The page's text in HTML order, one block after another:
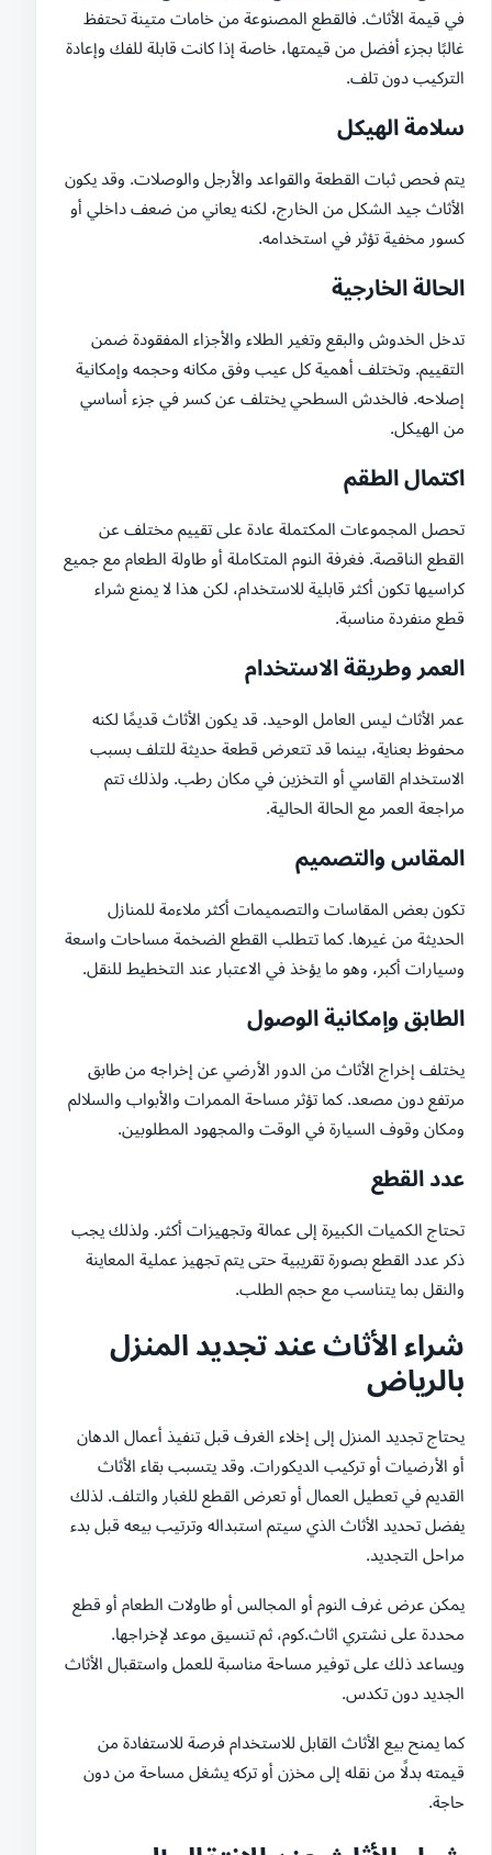
في قيمة الأثاث. فالقطع المصنوعة من خامات متينة تحتفظ
غالبًا بجزء أفضل من قيمتها، خاصة إذا كانت قابلة للفك وإعادة
التركيب دون تلف.
سلامة الهيكل
يتم فحص ثبات القطعة والقواعد والأرجل والوصلات. وقد يكون
الأثاث جيد الشكل من الخارج، لكنه يعاني من ضعف داخلي أو
كسور مخفية تؤثر في استخدامه.
الحالة الخارجية
تدخل الخدوش والبقع وتغير الطلاء والأجزاء المفقودة ضمن
التقييم. وتختلف أهمية كل عيب وفق مكانه وحجمه وإمكانية
إصلاحه. فالخدش السطحي يختلف عن كسر في جزء أساسي
من الهيكل.
اكتمال الطقم
تحصل المجموعات المكتملة عادة على تقييم مختلف عن
القطع الناقصة. فغرفة النوم المتكاملة أو طاولة الطعام مع جميع
كراسيها تكون أكثر قابلية للاستخدام، لكن هذا لا يمنع شراء
قطع منفردة مناسبة.
العمر وطريقة الاستخدام
عمر الأثاث ليس العامل الوحيد. قد يكون الأثاث قديمًا لكنه
محفوظ بعناية، بينما قد تتعرض قطعة حديثة للتلف بسبب
الاستخدام القاسي أو التخزين في مكان رطب. ولذلك تتم
مراجعة العمر مع الحالة الحالية.
المقاس والتصميم
تكون بعض المقاسات والتصميمات أكثر ملاءمة للمنازل
الحديثة من غيرها. كما تتطلب القطع الضخمة مساحات واسعة
وسيارات أكبر، وهو ما يؤخذ في الاعتبار عند التخطيط للنقل.
الطابق وإمكانية الوصول
يختلف إخراج الأثاث من الدور الأرضي عن إخراجه من طابق
مرتفع دون مصعد. كما تؤثر مساحة الممرات والأبواب والسلالم
ومكان وقوف السيارة في الوقت والمجهود المطلوبين.
عدد القطع
تحتاج الكميات الكبيرة إلى عمالة وتجهيزات أكثر. ولذلك يجب
ذكر عدد القطع بصورة تقريبية حتى يتم تجهيز عملية المعاينة
والنقل بما يتناسب مع حجم الطلب.
شراء الأثاث عند تجديد المنزل
بالرياض
يحتاج تجديد المنزل إلى إخلاء الغرف قبل تنفيذ أعمال الدهان
أو الأرضيات أو تركيب الديكورات. وقد يتسبب بقاء الأثاث
القديم في تعطيل العمال أو تعرض القطع للغبار والتلف. لذلك
يفضل تحديد الأثاث الذي سيتم استبداله وترتيب بيعه قبل بدء
مراحل التجديد.
يمكن عرض غرف النوم أو المجالس أو طاولات الطعام أو قطع
محددة على نشتري اثاث.كوم، ثم تنسيق موعد لإخراجها.
ويساعد ذلك على توفير مساحة مناسبة للعمل واستقبال الأثاث
الجديد دون تكدس.
كما يمنح بيع الأثاث القابل للاستخدام فرصة للاستفادة من
قيمته بدلًا من نقله إلى مخزن أو تركه يشغل مساحة من دون
حاجة.